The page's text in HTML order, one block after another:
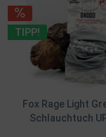
TIPP!
Fox Rage Light
Schlauchtuch